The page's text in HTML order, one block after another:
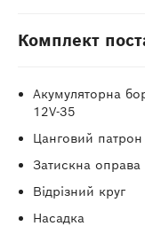
Комплект
Акумуляторна
12V-35
Цанговий патрон
Затискна оправа
Відрізний круг
Насадка